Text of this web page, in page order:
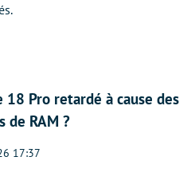
18 Pro retardé à cause des
de RAM ?
17:37